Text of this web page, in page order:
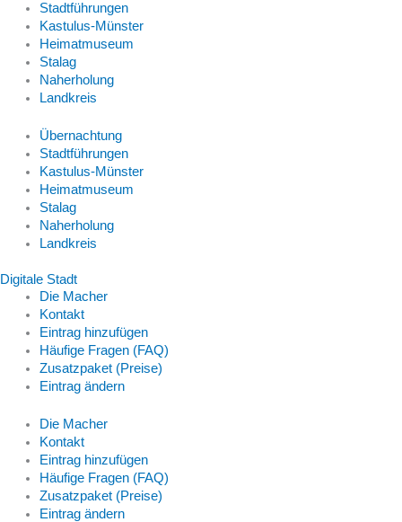
Stadtführungen
Kastulus-Münster
Heimatmuseum
Stalag
Naherholung
Landkreis
Übernachtung
Stadtführungen
Kastulus-Münster
Heimatmuseum
Stalag
Naherholung
Landkreis
Digitale Stadt
Die Macher
Kontakt
Eintrag hinzufügen
Häufige Fragen (FAQ)
Zusatzpaket (Preise)
Eintrag ändern
Die Macher
Kontakt
Eintrag hinzufügen
Häufige Fragen (FAQ)
Zusatzpaket (Preise)
Eintrag ändern